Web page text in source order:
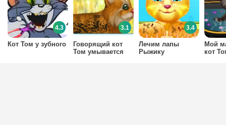
Кот Том у зубного
4.3
Говорящий кот
Том умывается
3.1
Лечим лапы
Рыжику
3.4
Мой
кот